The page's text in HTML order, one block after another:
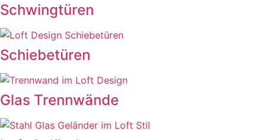
Schwingtüren
Schiebetüren
Glas Trennwände